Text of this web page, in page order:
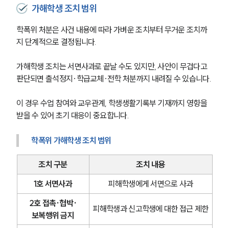
가해학생 조치 범위
학폭위 처분은 사건 내용에 따라 가벼운 조치부터 무거운 조치까
지 단계적으로 결정됩니다.
가해학생 조치는 서면사과로 끝날 수도 있지만, 사안이 무겁다고
판단되면 출석정지·학급교체·전학 처분까지 내려질 수 있습니다.
이 경우 수업 참여와 교우관계, 학생생활기록부 기재까지 영향을
받을 수 있어 초기 대응이 중요합니다.
학폭위 가해학생 조치 범위
조치 구분
조치 내용
1호 서면사과
피해학생에게 서면으로 사과
2호 접촉·협박·
보복행위 금지
피해학생과 신고학생에 대한 접근 제한